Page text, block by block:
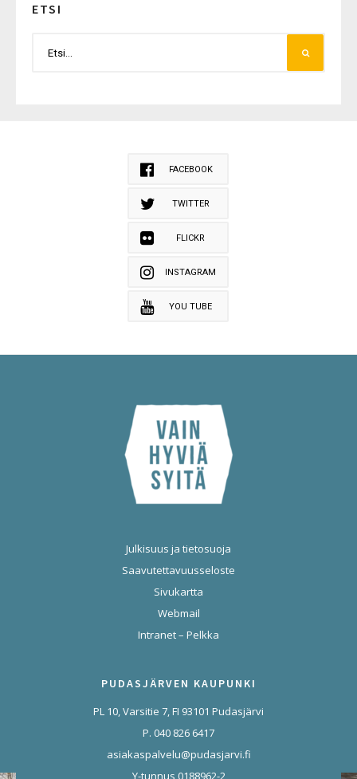
ETSI
FACEBOOK
TWITTER
FLICKR
INSTAGRAM
YOU TUBE
Julkisuus ja tietosuoja
Saavutettavuusseloste
Sivukartta
Webmail
Intranet – Pelkka
PUDASJÄRVEN KAUPUNKI
PL 10, Varsitie 7, FI 93101 Pudasjärvi
P. 040 826 6417
asiakaspalvelu@pudasjarvi.fi
Y-tunnus 0188962-2